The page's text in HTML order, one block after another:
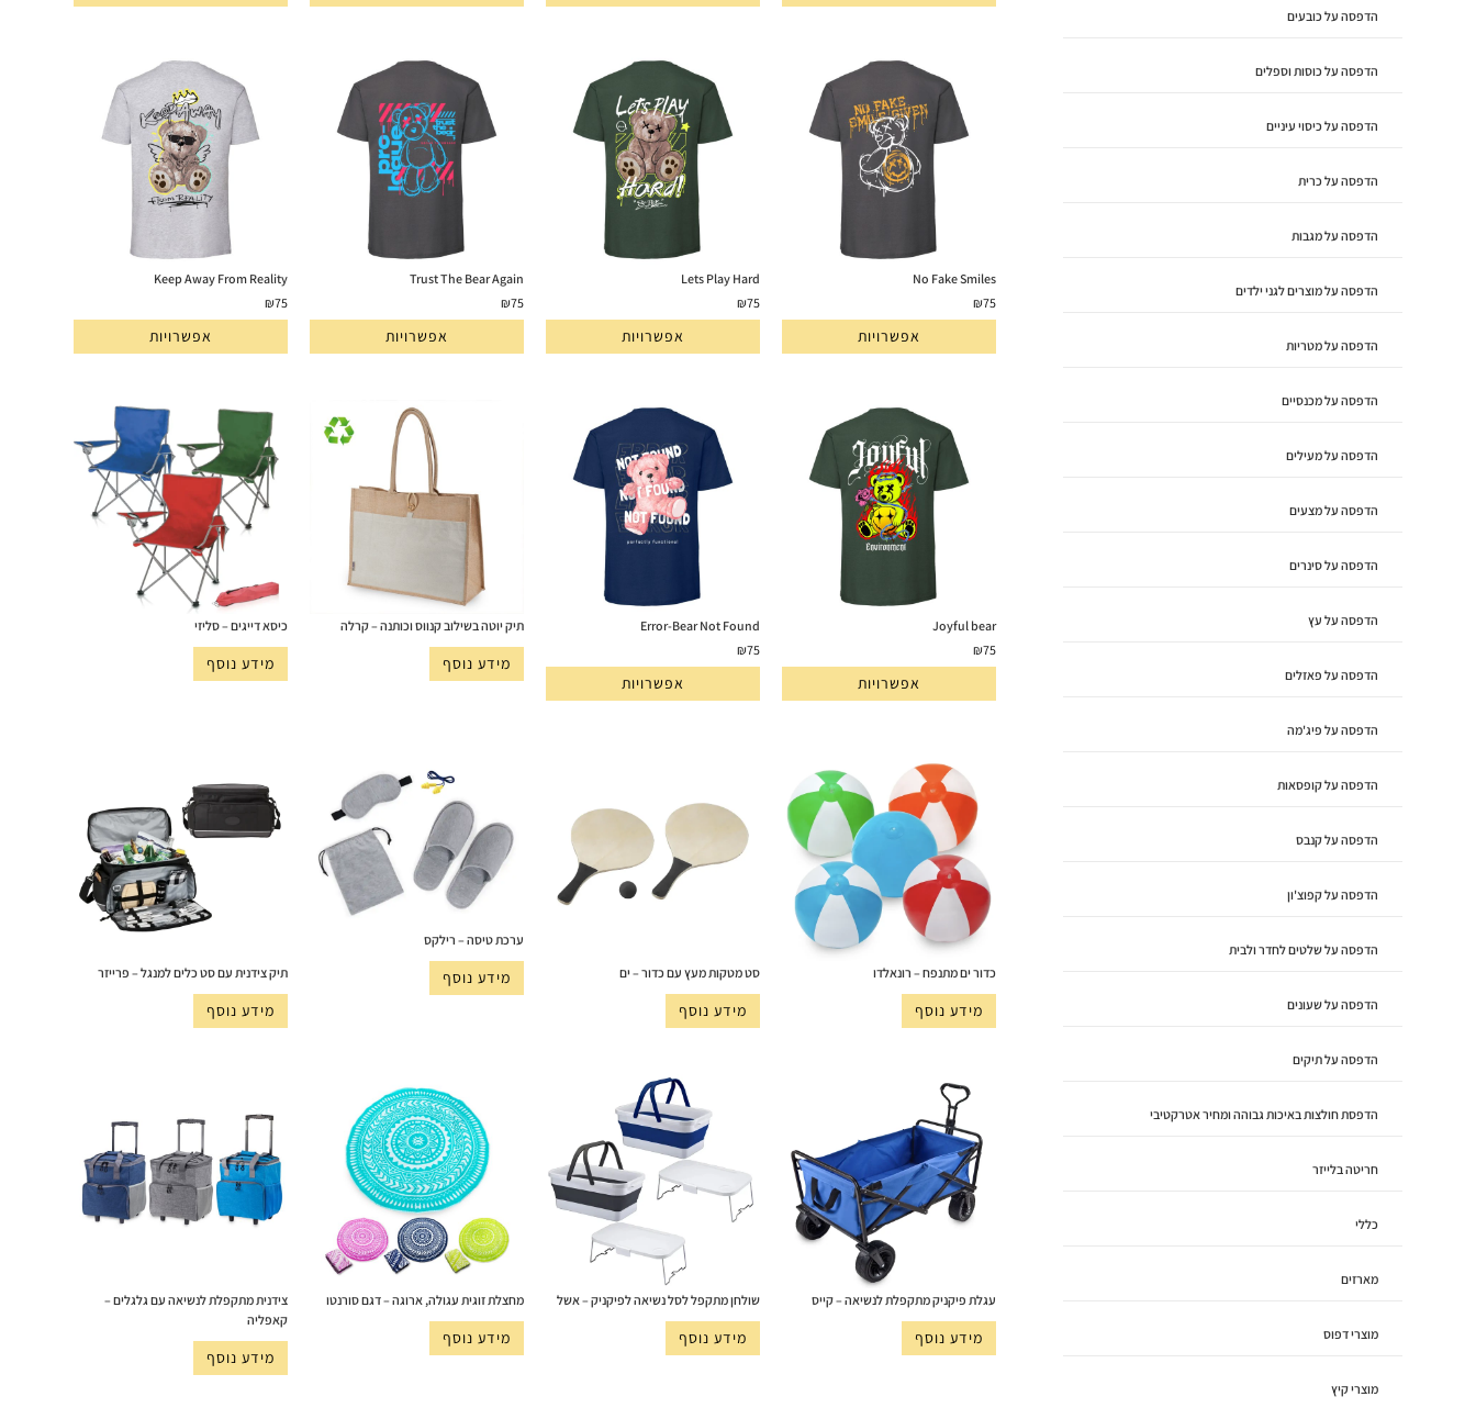
No Fake Smiles
₪75
אפשרויות
Lets Play Hard
₪75
אפשרויות
Trust The Bear Again
₪75
אפשרויות
Keep Away From Reality
₪75
אפשרויות
Joyful bear
₪75
אפשרויות
Error-Bear Not Found
₪75
אפשרויות
תיק יוטה בשילוב קנווס וכותנה – קרלה
מידע נוסף
כיסא דייגים – סליזי
מידע נוסף
כדור ים מתנפח – רונאלדו
מידע נוסף
סט מטקות מעץ עם כדור – ים
מידע נוסף
ערכת טיסה – רילקס
מידע נוסף תיק צידנית עם סט כלים למנגל – פרייזר
מידע נוסף
עגלת פיקניק מתקפלת לנשיאה – קייס
מידע נוסף
שולחן מתקפל לסל נשיאה לפיקניק – אשל
מידע נוסף
מחצלת זוגית עגולה, ארוגה – דגם סורנטו
מידע נוסף
צידנית מתקפלת לנשיאה עם גלגלים –
קאפליה
מידע נוסף
הדפסה על כובעים
הדפסה על כוסות וספלים
הדפסה על כיסוי עיניים
הדפסה על כרית
הדפסה על מגבות
הדפסה על מוצרים לגני ילדים
הדפסה על מטריות
הדפסה על מכנסיים
הדפסה על מעילים
הדפסה על מצעים
הדפסה על סינרים
הדפסה על עץ
הדפסה על פאזלים
הדפסה על פיג'מה
הדפסה על קופסאות
הדפסה על קנבס
הדפסה על קפוצ'ון
הדפסה על שלטים לחדר ולבית
הדפסה על שעונים
הדפסה על תיקים
הדפסת חולצות באיכות גבוהה ומחיר אטרקטיבי
חריטה בלייזר
כללי
מארזים
מוצרי דפוס
מוצרי קיץ